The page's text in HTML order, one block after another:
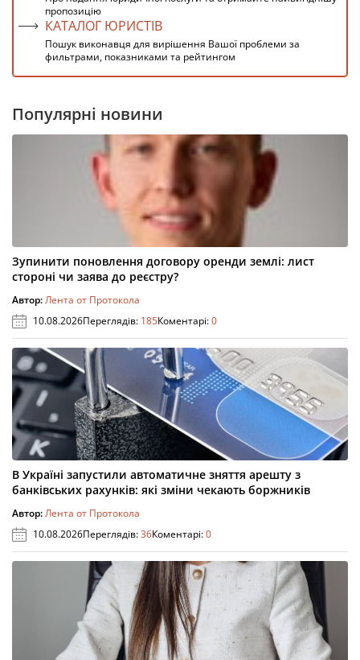
пропозицію
КАТАЛОГ ЮРИСТІВ
Пошук виконавця для вирішення Вашої проблеми за
фильтрами, показниками та рейтингом
Популярні новини
Зупинити поновлення договору оренди землі: лист
стороні чи заява до реєстру?
Автор:Лента от Протокола
10.08.2026Переглядів: 185Коментарі:0
В Україні запустили автоматичне зняття арешту з
банківських рахунків: які зміни чекають боржників
Автор:Лента от Протокола
10.08.2026Переглядів:36Коментарі:0